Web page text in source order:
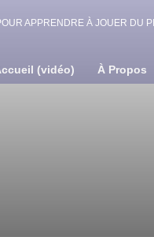
APPRENDRE À JOUER DU
(vidéo) À Propos